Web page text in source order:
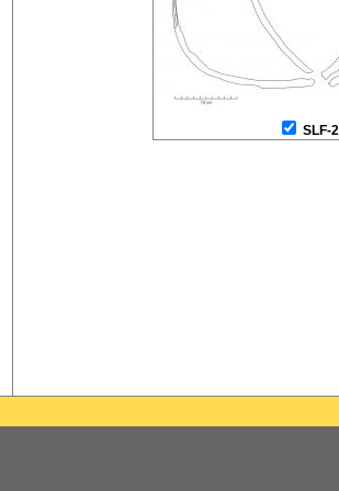
SLF-